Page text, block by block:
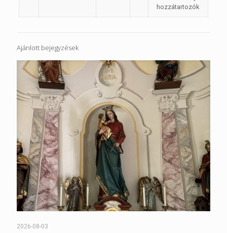
hozzátartozók
Ajánlott bejegyzések
2026-08-03